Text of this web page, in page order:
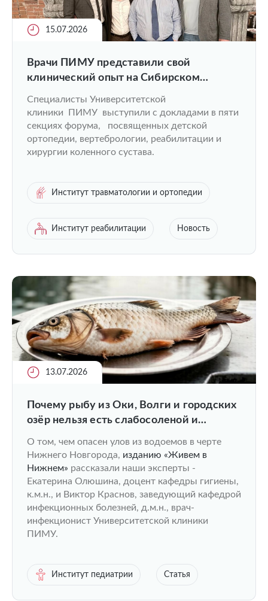
15.07.2026
Врачи ПИМУ представили свой
клинический опыт на Сибирском
Специалисты Университетской
клиники ПИМУ выступили с докладами в пяти
секциях форума, посвященных детской
ортопедии, вертебрологии, реабилитации и
хирургии коленного сустава.
Институт травматологии и ортопедии
Институт реабилитации Новость
13.07.2026
Почему рыбу из Оки, Волги и городских
озёр нельзя есть слабосоленой и
О том, чем опасен улов из водоемов в черте
Нижнего Новгорода, изданию «Живем в
Нижнем» рассказали наши эксперты -
Екатерина Олюшина, доцент кафедры гигиены,
к.м.н., и Виктор Краснов, заведующий кафедрой
инфекционных болезней, д.м.н., врач-
инфекционист Университетской клиники
ПИМУ.
Институт педиатрии Статья